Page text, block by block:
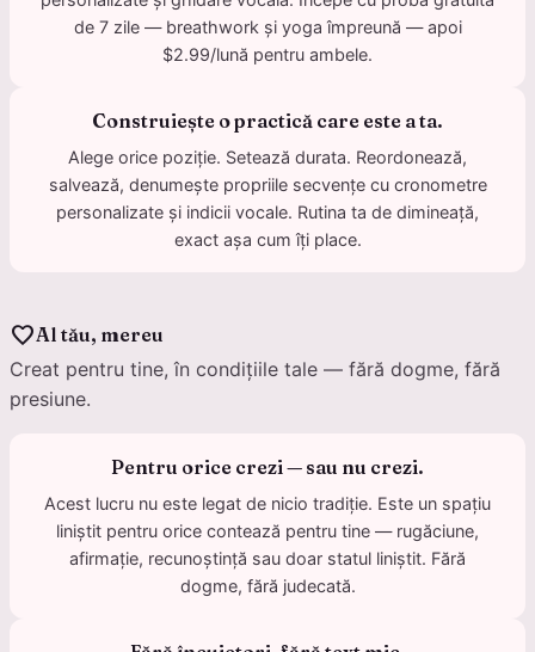
de 7 zile — breathwork și yoga împreună — apoi
$2.99/lună pentru ambele.
Construiește o practică care este a ta.
Alege orice poziție. Setează durata. Reordonează,
salvează, denumește propriile secvențe cu cronometre
personalizate și indicii vocale. Rutina ta de dimineață,
exact așa cum îți place.
favoriteAl tău, mereu
Creat pentru tine, în condițiile tale — fără dogme, fără
presiune.
Pentru orice crezi — sau nu crezi.
Acest lucru nu este legat de nicio tradiție. Este un spațiu
liniștit pentru orice contează pentru tine — rugăciune,
afirmație, recunoștință sau doar statul liniștit. Fără
dogme, fără judecată.